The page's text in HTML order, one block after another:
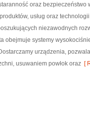
oraz
usług oraz
niezawodnych
obejmuje systemy
urządzenia,
usuwaniem powłok oraz [